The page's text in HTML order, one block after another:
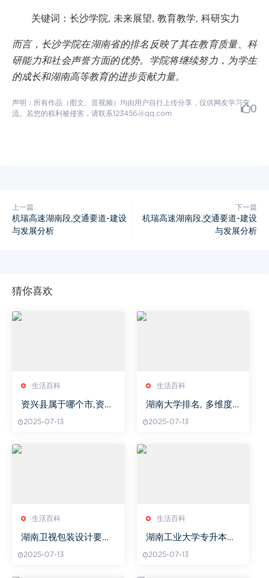
关键词：长沙学院, 未来展望, 教育教学, 科研实力
而言，长沙学院在湖南省的排名反映了其在教育质量、科
研能力和社会声誉方面的优势。学院将继续努力，为学生
的成长和湖南高等教育的进步贡献力量。
声明：所有作品（图文、音视频）均由用户自行上传分享，仅供网友学习交
流。若您的权利被侵害，请联系123456@qq.com
0
上一篇
杭瑞高速湖南段,交通要道-建设
与发展分析
下一篇
杭瑞高速湖南段,交通要道-建设
与发展分析
猜你喜欢
生活百科
资兴县属于哪个市,资兴
2025-07-13
生活百科
湖南大学排名, 多维度
2025-07-13
生活百科
湖南卫视包装设计要点
象塑造解析
2025-07-13
生活百科
湖南工业大学专升本，
路-报考指南
2025-07-13